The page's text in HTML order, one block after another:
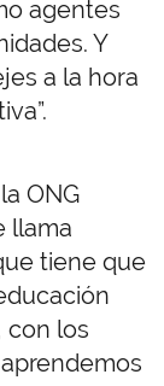
agentes
Y
a la hora
ONG
llama
tiene que
con los